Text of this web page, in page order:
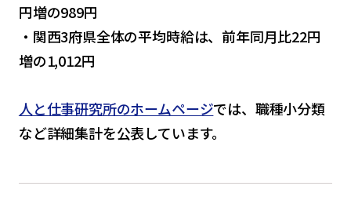
円増の989円
・関西3府県全体の平均時給は、前年同月比22円
増の1,012円
人と仕事研究所のホームページでは、職種小分類
など詳細集計を公表しています。